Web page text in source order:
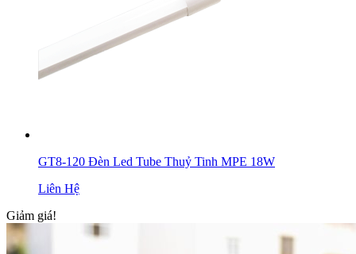
GT8-120 Đèn Led Tube Thuỷ Tinh MPE 18W
Liên Hệ
Giảm giá!